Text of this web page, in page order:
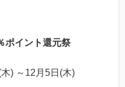
ポイント還元祭
) ～12月5日(木)